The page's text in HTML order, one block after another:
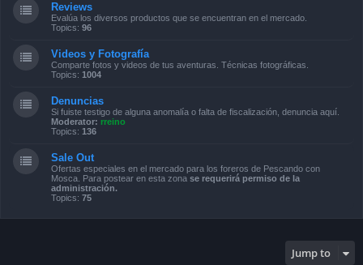
Reviews
Evalúa los diversos productos que se encuentran en el mercado.
Topics: 96
Videos y Fotografía
Comparte fotos y videos de tus aventuras. Técnicas fotográficas.
Topics: 1004
Denuncias
Si fuiste testigo de alguna anomalía o falta de fiscalización, denuncia aquí.
Moderator: rreino
Topics: 136
Sale Out
Ofertas especiales en el mercado para los foreros de Pescando con
Mosca. Para postear en esta zona se requerirá permiso de la
administración.
Topics: 75
Jump to